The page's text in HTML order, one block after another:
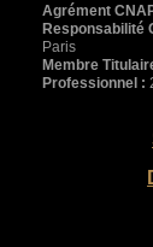
Agrément
Responsabilité
Paris
Membre
Professionnel :